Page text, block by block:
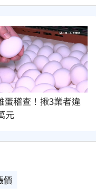
蛋稽查！揪3業者違
元
價